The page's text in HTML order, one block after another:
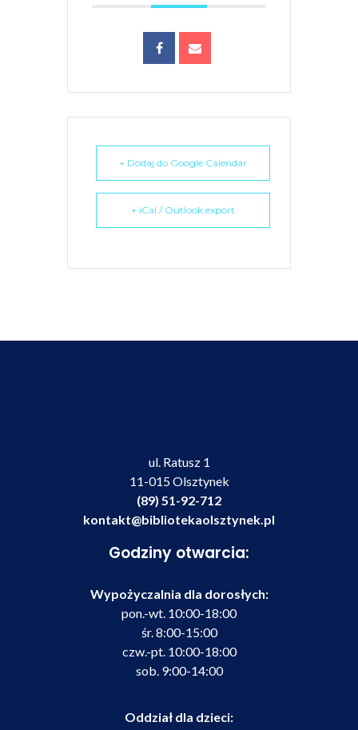
+ Dodaj do Google Calendar
+ iCal / Outlook export
ul. Ratusz 1
11-015 Olsztynek
(89) 51-92-712
kontakt@bibliotekaolsztynek.pl
Godziny otwarcia:
Wypożyczalnia dla dorosłych:
pon.-wt. 10:00-18:00
śr. 8:00-15:00
czw.-pt. 10:00-18:00
sob. 9:00-14:00
Oddział dla dzieci: